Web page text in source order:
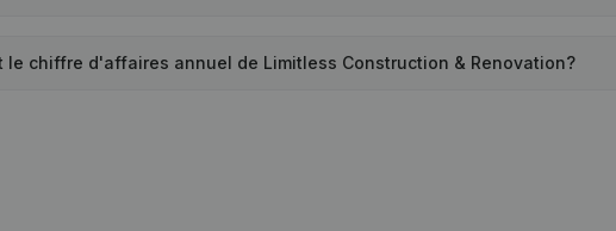
le chiffre d'affaires annuel de Limitless Construction & Renovation?